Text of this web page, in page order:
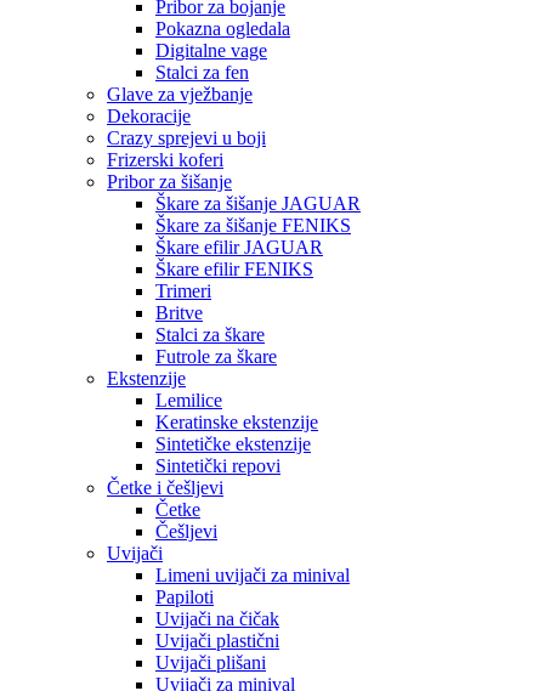
Pribor za bojanje
Pokazna ogledala
Digitalne vage
Stalci za fen
Glave za vježbanje
Dekoracije
Crazy sprejevi u boji
Frizerski koferi
Pribor za šišanje
Škare za šišanje JAGUAR
Škare za šišanje FENIKS
Škare efilir JAGUAR
Škare efilir FENIKS
Trimeri
Britve
Stalci za škare
Futrole za škare
Ekstenzije
Lemilice
Keratinske ekstenzije
Sintetičke ekstenzije
Sintetički repovi
Četke i češljevi
Četke
Češljevi
Uvijači
Limeni uvijači za minival
Papiloti
Uvijači na čičak
Uvijači plastični
Uvijači plišani
Uvijači za minival